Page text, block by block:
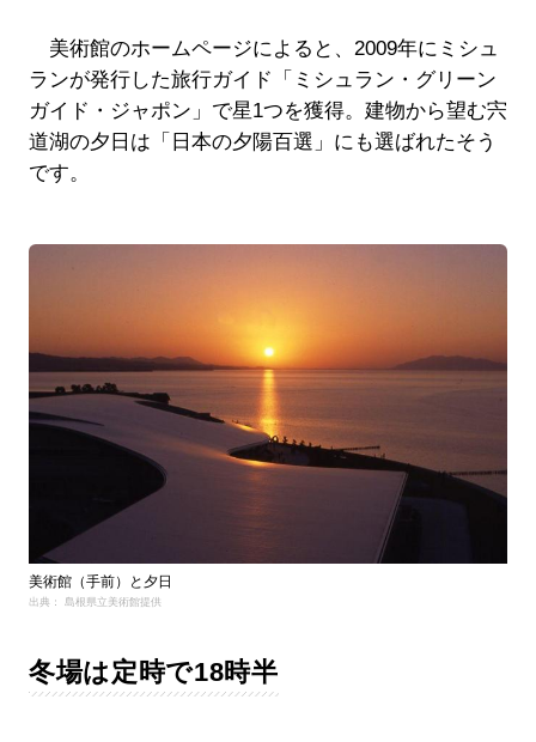
美術館のホームページによると、2009年にミシュ
ランが発行した旅行ガイド「ミシュラン・グリーン
ガイド・ジャポン」で星1つを獲得。建物から望む宍
道湖の夕日は「日本の夕陽百選」にも選ばれたそう
です。
美術館（手前）と夕日
出典： 島根県立美術館提供
冬場は定時で18時半